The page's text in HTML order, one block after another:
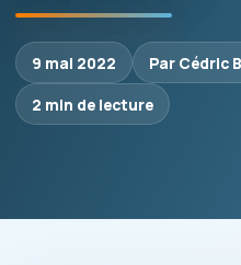
9 mai 2022
Par Cédric
2 min de lecture